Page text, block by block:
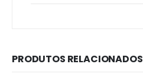
PRODUTOS RELACIONADOS